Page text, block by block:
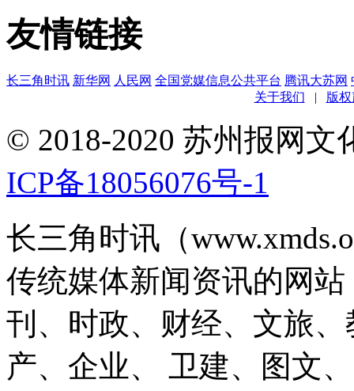
友情链接
长三角时讯 新华网 人民网 全国党媒信息公共平台 腾讯大苏网
关于我们
| 版
© 2018-2020 苏州报网
ICP备18056076号-1
长三角时讯（
传统媒体新闻资讯的网
刊、时政、财经、文旅
产、企业、 卫建、图文